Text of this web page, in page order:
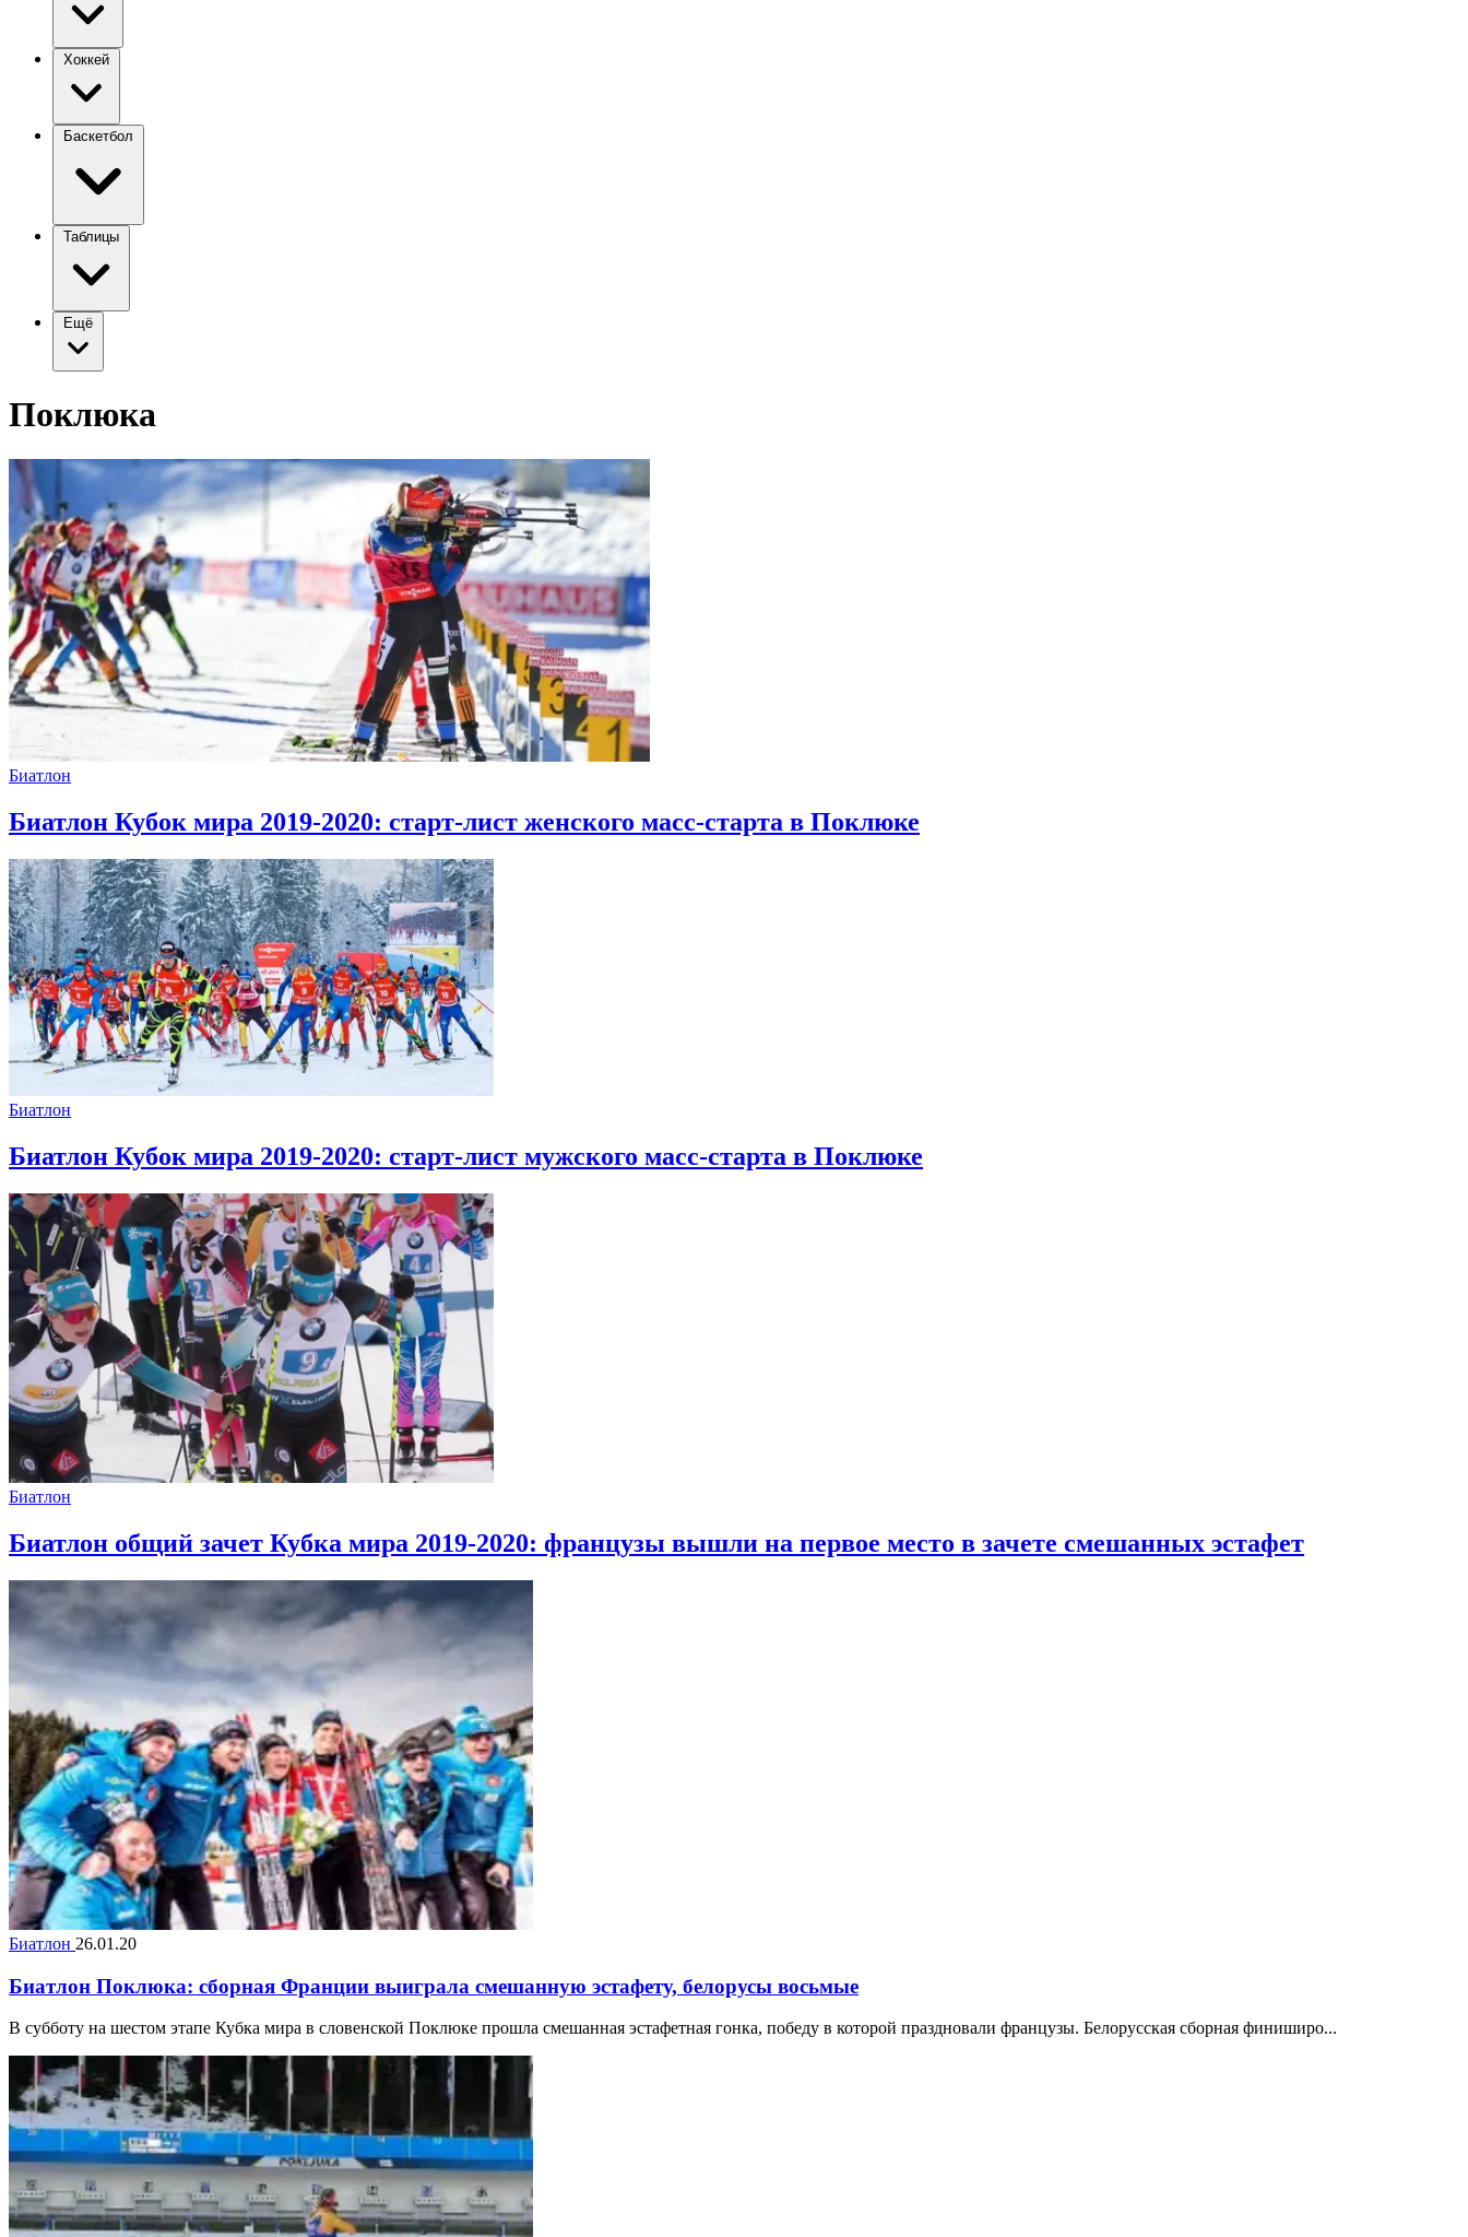
Хоккей
Баскетбол
Таблицы
Ещё
Поклюка
Биатлон
Биатлон Кубок мира 2019-2020: старт-лист женского масс-старта в Поклюке
Биатлон
Биатлон Кубок мира 2019-2020: старт-лист мужского масс-старта в Поклюке
Биатлон
Биатлон общий зачет Кубка мира 2019-2020: французы вышли на первое место в зачете смешанных эстафет
Биатлон 26.01.20
Биатлон Поклюка: сборная Франции выиграла смешанную эстафету, белорусы восьмые
В субботу на шестом этапе Кубка мира в словенской Поклюке прошла смешанная эстафетная гонка, победу в которой праздновали французы. Белорусская сборная финиширо...